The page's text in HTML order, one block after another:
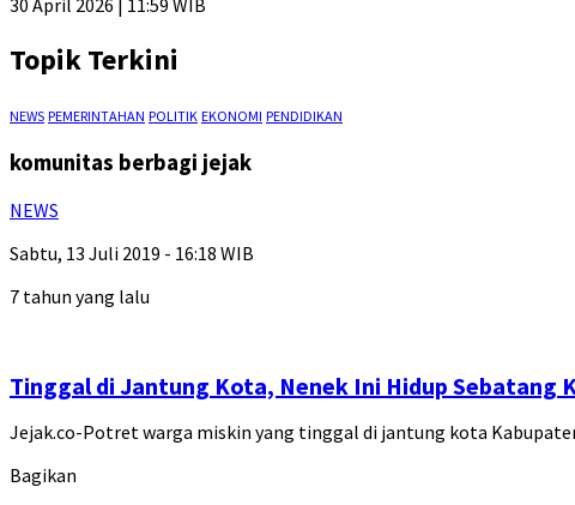
30 April 2026 | 11:59 WIB
Topik Terkini
NEWS PEMERINTAHAN POLITIK EKONOMI PENDIDIKAN
komunitas berbagi jejak
NEWS
Sabtu, 13 Juli 2019 - 16:18 WIB
7 tahun yang lalu
Tinggal di Jantung Kota, Nenek Ini Hidup Sebatang
Jejak.co-Potret warga miskin yang tinggal di jantung kota
Bagikan